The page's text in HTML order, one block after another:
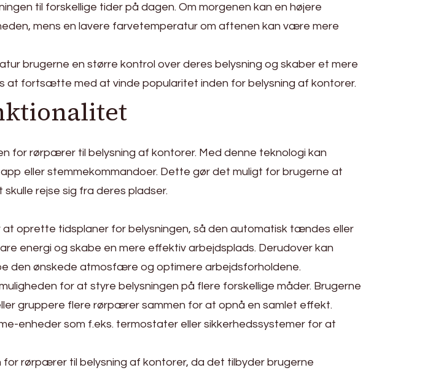
til forskellige tider på dagen. Om morgenen kan en højere
mens en lavere farvetemperatur om aftenen kan være mere
brugerne en større kontrol over deres belysning og skaber et mere
at fortsætte med at vinde popularitet inden for belysning af kontorer.
for rørpærer til belysning af kontorer. Med denne teknologi kan
eller stemmekommandoer. Dette gør det muligt for brugerne at
rejse sig fra deres pladser.
oprette tidsplaner for belysningen, så den automatisk tændes eller
energi og skabe en mere effektiv arbejdsplads. Derudover kan
den ønskede atmosfære og optimere arbejdsforholdene.
for at styre belysningen på flere forskellige måder. Brugerne
gruppere flere rørpærer sammen for at opnå en samlet effekt.
enheder som f.eks. termostater eller sikkerhedssystemer for at
rørpærer til belysning af kontorer, da det tilbyder brugerne